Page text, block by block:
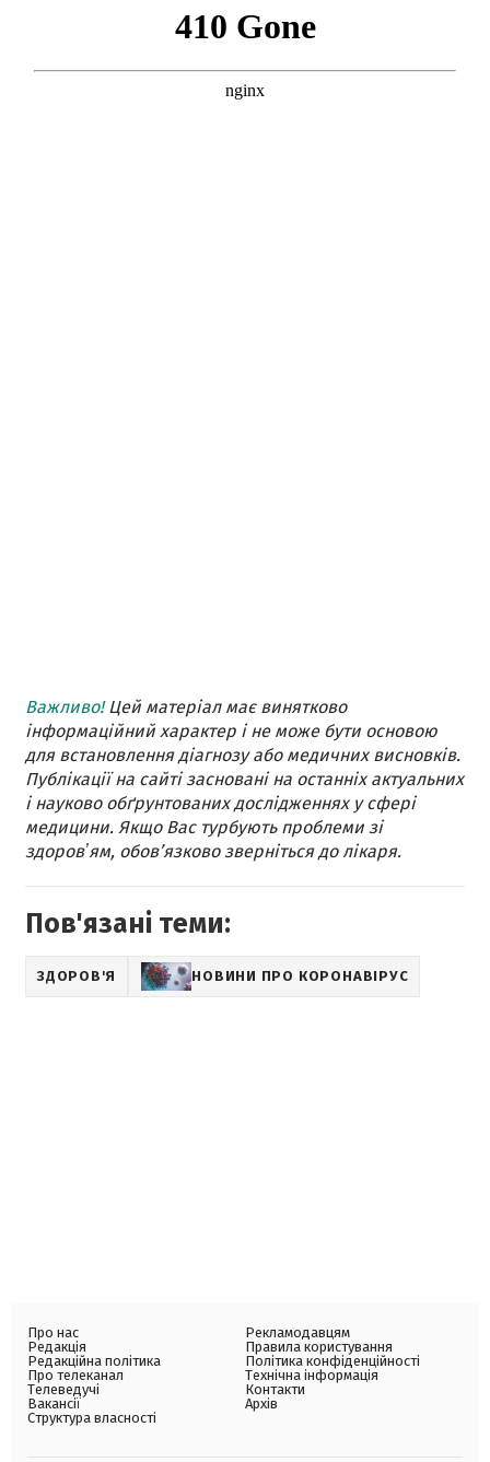
Важливо!Цей матеріал має винятково
інформаційний характер і не може бути основою
для встановлення діагнозу або медичних висновків.
Публікації на сайті засновані на останніх актуальних
і науково обґрунтованих дослідженнях у сфері
медицини. Якщо Вас турбують проблеми зі
здоровʼям, обов’язково зверніться до лікаря.
Пов'язані теми:
ЗДОРОВ'Я НОВИНИ ПРО КОРОНАВІРУС
Про нас
Редакція
Редакційна політика
Про телеканал
Телеведучі
Вакансії
Структура власності
Рекламодавцям
Правила користування
Політика конфіденційності
Технічна інформація
Контакти
Архів